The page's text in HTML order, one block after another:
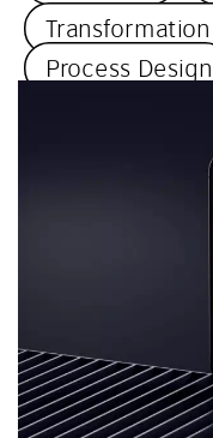
Process Design